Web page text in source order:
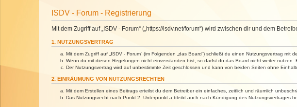
ISDV - Forum - Registrierung
Mit dem Zugriff auf „ISDV - Forum“ („https://isdv.net/forum“) wird zwischen dir und dem
1. NUTZUNGSVERTRAG
Mit dem Zugriff auf „ISDV - Forum“ (im Folgenden „das Board“) schließt du einen Nutzungsvertrag
Wenn du mit diesen Regelungen nicht einverstanden bist, so darfst du das Board nicht weiter
Der Nutzungsvertrag wird auf unbestimmte Zeit geschlossen und kann von beiden Seiten ohne
2. EINRÄUMUNG VON NUTZUNGSRECHTEN
Mit dem Erstellen eines Beitrags erteilst du dem Betreiber ein einfaches, zeitlich und räumlich
Das Nutzungsrecht nach Punkt 2, Unterpunkt a bleibt auch nach Kündigung des Nutzungsvertrages